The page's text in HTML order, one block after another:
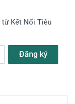
từ Kết Nối Tiêu
Đăng ký